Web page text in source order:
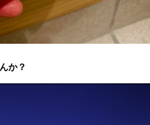
か？